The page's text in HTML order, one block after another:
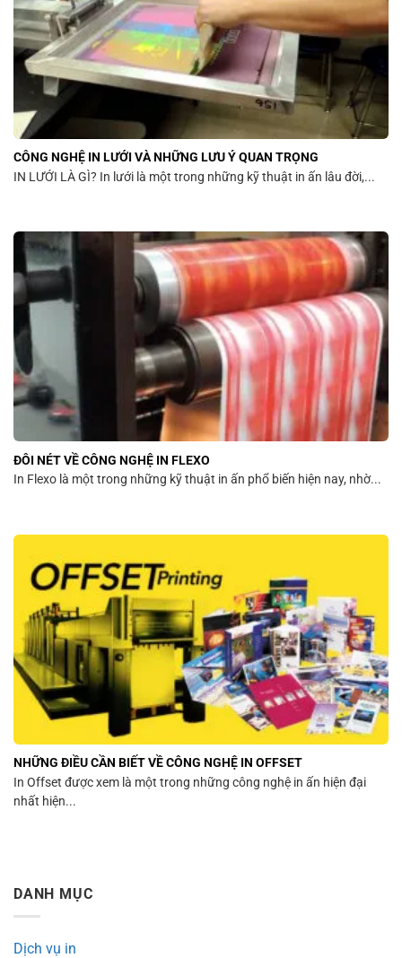
DANH MỤC
Dịch vụ in
CÔNG NGHỆ IN LƯỚI VÀ NHỮNG LƯU Ý QUAN TRỌNG
IN LƯỚI LÀ GÌ? In lưới là một trong những kỹ thuật in ấn lâu đời,...
ĐÔI NÉT VỀ CÔNG NGHỆ IN FLEXO
In Flexo là một trong những kỹ thuật in ấn phổ biến hiện nay, nhờ...
NHỮNG ĐIỀU CẦN BIẾT VỀ CÔNG NGHỆ IN OFFSET
In Offset được xem là một trong những công nghệ in ấn hiện đại
nhất hiện...